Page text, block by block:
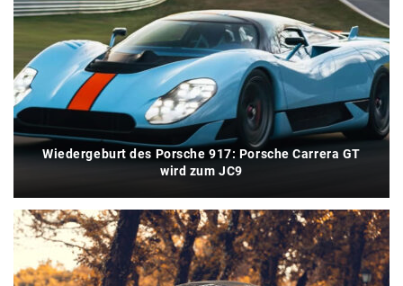
Wiedergeburt des Porsche 917: Porsche Carrera GT
wird zum JC9